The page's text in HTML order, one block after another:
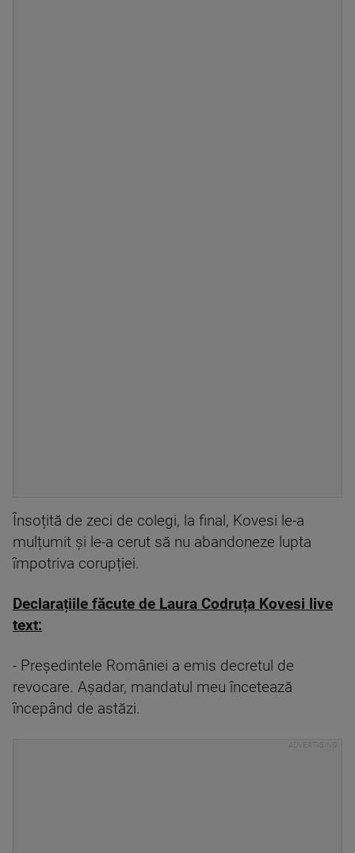
Însoțită de zeci de colegi, la final, Kovesi le-a
mulțumit și le-a cerut să nu abandoneze lupta
împotriva corupției.
Declarațiile făcute de Laura Codruța Kovesi live
text:
- Președintele României a emis decretul de
revocare. Așadar, mandatul meu încetează
începând de astăzi.